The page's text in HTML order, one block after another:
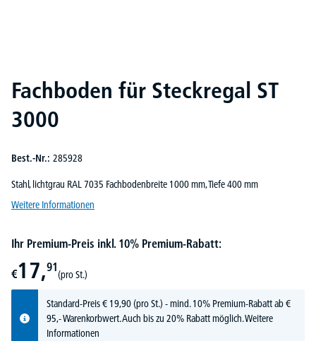
Fachboden für Steckregal ST
3000
Best.-Nr.: 285928
Stahl, lichtgrau RAL 7035 Fachbodenbreite 1000 mm, Tiefe 400 mm
Weitere Informationen
Ihr Premium-Preis inkl. 10% Premium-Rabatt:
€17,91
(pro St.)
Standard-Preis€ 19,90(pro St.) - mind. 10% Premium-Rabatt ab €
95,- Warenkorbwert. Auch bis zu 20% Rabatt möglich.Weitere
Informationen